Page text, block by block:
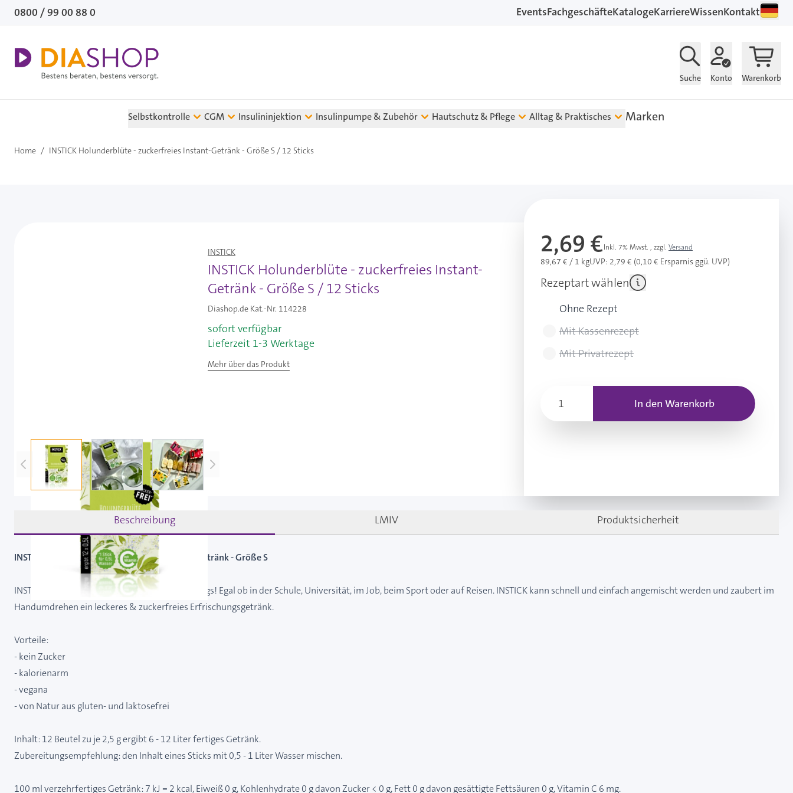
Direkt zum Inhalt
0800 / 99 00 88 0 EventsFachgeschäfteKatalogeKarriereWissenKontakt
Suche Konto Warenkorb
Selbstkontrolle CGM Insulininjektion Insulinpumpe & Zubehör Hautschutz & Pflege Alltag & Praktisches Marken
Home / INSTICK Holunderblüte - zuckerfreies Instant-Getränk - Größe S / 12 Sticks
View larger imageView larger imageView larger image
INSTICK
INSTICK Holunderblüte - zuckerfreies Instant-
Getränk - Größe S / 12 Sticks
Diashop.de Kat.-Nr. 114228
sofort verfügbar
Lieferzeit 1-3 Werktage
Mehr über das Produkt
2,69 €Inkl. 7% Mwst. , zzgl. Versand
89,67 € / 1 kgUVP: 2,79 € (0,10 € Ersparnis ggü. UVP)
Rezeptart wählen
Ohne Rezept
Mit Kassenrezept
Mit Privatrezept
In den Warenkorb
Beschreibung LMIV Produktsicherheit
INSTICK Holunderblüte - zuckerfreies Instant-Getränk - Größe S
INSTICK als Stick in Größe S perfekt für unterwegs! Egal ob in der Schule, Universität, im Job, beim Sport oder auf Reisen. INSTICK kann schnell und einfach angemischt werden und zaubert im
Handumdrehen ein leckeres & zuckerfreies Erfrischungsgetränk.
Vorteile:
- kein Zucker
- kalorienarm
- vegana
- von Natur aus gluten- und laktosefrei
Inhalt: 12 Beutel zu je 2,5 g ergibt 6 - 12 Liter fertiges Getränk.
Zubereitungsempfehlung: den Inhalt eines Sticks mit 0,5 - 1 Liter Wasser mischen.
100 ml verzehrfertiges Getränk: 7 kJ = 2 kcal, Eiweiß 0 g, Kohlenhydrate 0 g davon Zucker < 0 g, Fett 0 g davon gesättigte Fettsäuren 0 g, Vitamin C 6 mg.